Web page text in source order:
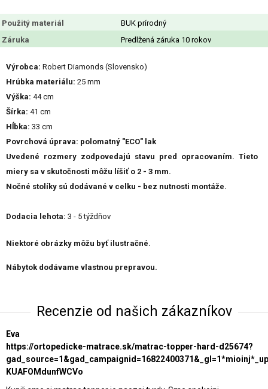
Použitý materiál
BUK prírodný
Záruka
Predlžená záruka 10 rokov
Výrobca: Robert Diamonds (Slovensko)
Hrúbka materiálu: 25 mm
Výška: 44 cm
Šírka: 41 cm
Hĺbka: 33 cm
Povrchová úprava: polomatný "ECO" lak
Uvedené rozmery zodpovedajú stavu pred opracovaním. Tieto
miery sa v skutočnosti môžu líšiť o 2 - 3 mm.
Nočné stolíky sú dodávané v celku - bez nutnosti montáže.
Dodacia lehota: 3 - 5 týždňov
Niektoré obrázky môžu byť ilustračné.
Nábytok dodávame vlastnou prepravou.
Recenzie od našich zákazníkov
Eva
https://ortopedicke-matrace.sk/matrac-topper-hard-d25674?
KUAFOMdunfWCVo